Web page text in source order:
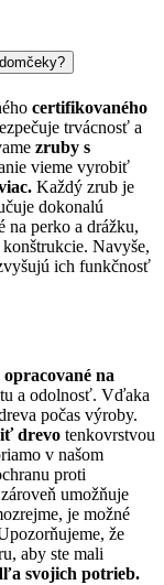
certifikovaného
trvácnosť a
zruby s
vieme vyrobiť
Každý zrub je
dokonalú
na perko a drážku,
Navyše,
ich funkčnosť
na
a odolnosť. Vďaka
počas výroby.
drevo tenkovrstvou
v našom
proti
umožňuje
je možné
že
aby ste mali
svojich potrieb.